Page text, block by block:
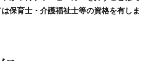
保育士・介護福祉士等の資格を有しま